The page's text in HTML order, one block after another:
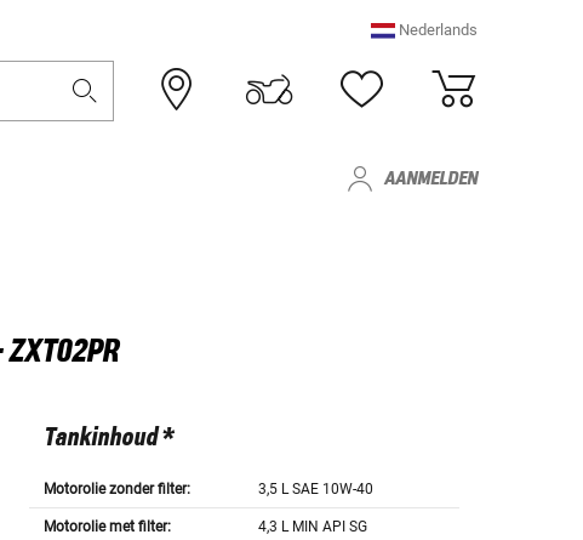
Nederlands
AANMELDEN
ZXT02PR
Tankinhoud *
Motorolie zonder filter: 3,5 L SAE 10W-40
Motorolie met filter: 4,3 L MIN API SG